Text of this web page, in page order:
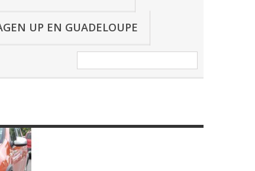
UP EN GUADELOUPE